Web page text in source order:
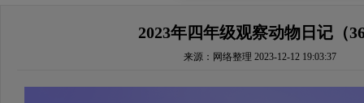
2023年四年级观察动物日记（
来源： 网络整理 2023-12-12 19:03:37